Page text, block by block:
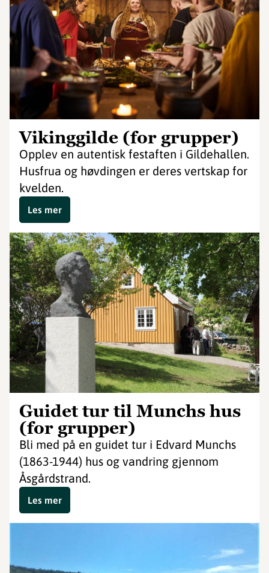
Vikinggilde (for grupper)
Opplev en autentisk festaften i Gildehallen.
Husfrua og høvdingen er deres vertskap for
kvelden.
Les mer
Guidet tur til Munchs hus
(for grupper)
Bli med på en guidet tur i Edvard Munchs
(1863-1944) hus og vandring gjennom
Åsgårdstrand.
Les mer